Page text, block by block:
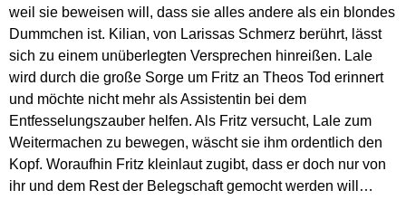
weil sie beweisen will, dass sie alles andere als ein blondes
Dummchen ist. Kilian, von Larissas Schmerz berührt, lässt
sich zu einem unüberlegten Versprechen hinreißen. Lale
wird durch die große Sorge um Fritz an Theos Tod erinnert
und möchte nicht mehr als Assistentin bei dem
Entfesselungszauber helfen. Als Fritz versucht, Lale zum
Weitermachen zu bewegen, wäscht sie ihm ordentlich den
Kopf. Woraufhin Fritz kleinlaut zugibt, dass er doch nur von
ihr und dem Rest der Belegschaft gemocht werden will…